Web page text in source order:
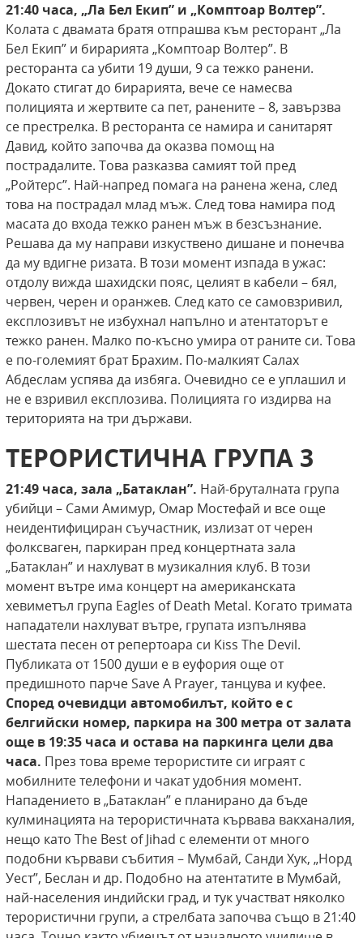
21:40 часа, „Ла Бел Екип” и „Комптоар Волтер”.
Колата с двамата братя отпрашва към ресторант „Ла
Бел Екип” и бирарията „Комптоар Волтер”. В
ресторанта са убити 19 души, 9 са тежко ранени.
Докато стигат до бирарията, вече се намесва
полицията и жертвите са пет, ранените – 8, завързва
се престрелка. В ресторанта се намира и санитарят
Давид, който започва да оказва помощ на
пострадалите. Това разказва самият той пред
„Ройтерс”. Най-напред помага на ранена жена, след
това на пострадал млад мъж. След това намира под
масата до входа тежко ранен мъж в безсъзнание.
Решава да му направи изкуствено дишане и понечва
да му вдигне ризата. В този момент изпада в ужас:
отдолу вижда шахидски пояс, целият в кабели – бял,
червен, черен и оранжев. След като се самовзривил,
експлозивът не избухнал напълно и атентаторът е
тежко ранен. Малко по-късно умира от раните си. Това
е по-големият брат Брахим. По-малкият Салах
Абдеслам успява да избяга. Очевидно се е уплашил и
не е взривил експлозива. Полицията го издирва на
територията на три държави.
ТЕРОРИСТИЧНА ГРУПА 3
21:49 часа, зала „Батаклан”. Най-бруталната група
убийци – Сами Амимур, Омар Мостефай и все още
неидентифициран съучастник, излизат от черен
фолксваген, паркиран пред концертната зала
„Батаклан” и нахлуват в музикалния клуб. В този
момент вътре има концерт на американската
хевиметъл група Eagles of Death Metal. Когато тримата
нападатели нахлуват вътре, групата изпълнява
шестата песен от репертоара си Kiss The Devil.
Публиката от 1500 души е в еуфория още от
предишното парче Save A Prayer, танцува и куфее.
Според очевидци автомобилът, който ес
белгийски номер, паркира на 300 метра отзалата
още в 19:35 часа и остава на паркинга цели два
часа. През това време терористите си играят с
мобилните телефони и чакат удобния момент.
Нападението в „Батаклан” е планирано да бъде
кулминацията на терористичната кървава вакханалия,
нещо като The Best of Jihad с елементи от много
подобни кървави събития – Мумбай, Санди Хук, „Норд
Уест”, Беслан и др. Подобно на атентатите в Мумбай,
най-населения индийски град, и тук участват няколко
терористични групи, а стрелбата започва също в 21:40